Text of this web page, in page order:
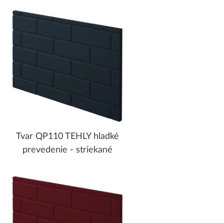
Tvar QP110 TEHLY hladké
prevedenie - striekané